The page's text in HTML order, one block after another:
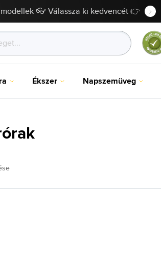
👓 Válassza ki kedvencét 👉
Ékszer Napszemüveg